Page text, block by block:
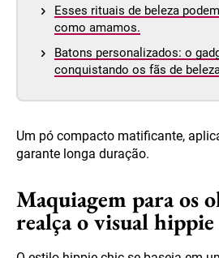
Esses rituais de beleza
como amamos.
Batons personalizados: o
conquistando os fãs de
Um pó compacto matificante,
garante longa duração.
Maquiagem para os
realça o visual hippie